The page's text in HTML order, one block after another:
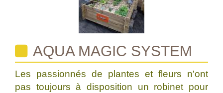
AQUA MAGIC SYSTEM
Les passionnés de plantes et fleurs n'ont
pas toujours à disposition un robinet pour